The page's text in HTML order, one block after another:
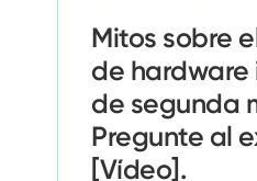
Mitos sobre
de
de segunda
Pregunte al
[Vídeo].